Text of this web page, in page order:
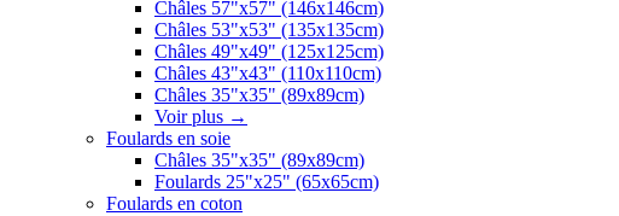
Châles 57"x57" (146x146cm)
Châles 53"x53" (135x135cm)
Châles 49"x49" (125x125cm)
Châles 43"x43" (110x110cm)
Châles 35"x35" (89x89cm)
Voir plus →
Foulards en soie
Châles 35"x35" (89x89cm)
Foulards 25"x25" (65x65cm)
Foulards en coton